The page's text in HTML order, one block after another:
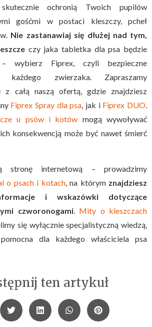
ochronią Twoich pupilów
gośćmi w postaci kleszczy, pcheł
Nie zastanawiaj się dłużej nad tym,
czy jaka tabletka dla psa będzie
– wybierz Fiprex, czyli bezpieczne
każdego zwierzaka. Zapraszamy
z całą naszą ofertą, gdzie znajdziesz
Fiprex Spray dla psa, jak i Fiprex DUO.
u psów i kotów mogą wywoływać
konsekwencją może być nawet śmierć
stronę internetową – prowadzimy
o psach i kotach, na którymznajdziesz
i wskazówki dotyczące
czworonogami. Mity o kleszczach
się wyłącznie specjalistyczną wiedzą,
dla każdego właściciela psa
ten artykuł